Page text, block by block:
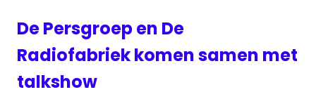
De Persgroep en De
Radiofabriek komen samen met
talkshow